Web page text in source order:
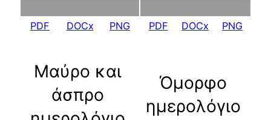
PDF DOCx PNG PDF DOCx PNG
Μαύρο και
άσπρο
Όμορφο
ημερολόγιο